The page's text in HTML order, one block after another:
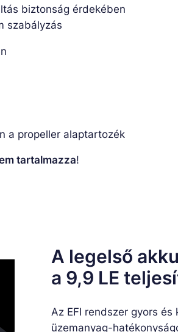
biztonság érdekében
szabályzás
a propeller alaptartozék
tartalmazza!
A legelső
a 9,9 LE
Az EFI rendszer gyors
üzemanyag-